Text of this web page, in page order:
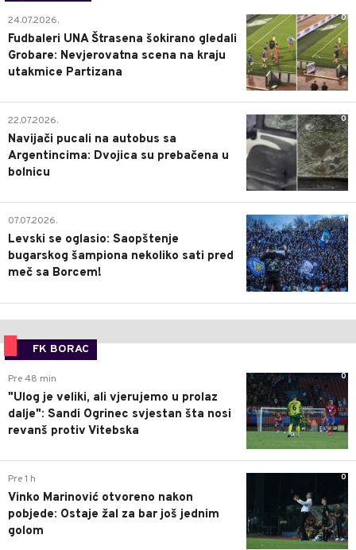
0
24.07.2026.
Fudbaleri UNA Štrasena šokirano gledali
Grobare: Nevjerovatna scena na kraju
utakmice Partizana
0
22.07.2026.
Navijači pucali na autobus sa
Argentincima: Dvojica su prebačena u
bolnicu
1
07.07.2026.
Levski se oglasio: Saopštenje
bugarskog šampiona nekoliko sati pred
meč sa Borcem!
FK BORAC
0
Pre 48 min
"Ulog je veliki, ali vjerujemo u prolaz
dalje": Sandi Ogrinec svjestan šta nosi
revanš protiv Vitebska
0
Pre 1 h
Vinko Marinović otvoreno nakon
pobjede: Ostaje žal za bar još jednim
golom